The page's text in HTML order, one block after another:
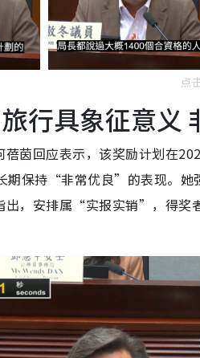
点
行具象征意义
蓓茵回应表示，该奖励计划在
期保持“非常优良”的表现。
，安排属“实报实销”，得奖